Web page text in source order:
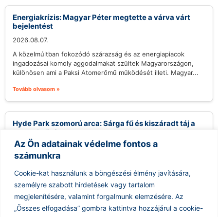
Az Ön adatainak védelme fontos a
számunkra
Cookie-kat használunk a böngészési élmény javítására,
személyre szabott hirdetések vagy tartalom
megjelenítésére, valamint forgalmunk elemzésére. Az
„Összes elfogadása” gombra kattintva hozzájárul a cookie-
Energiakrízis: Magyar Péter megtette a várva várt
bejelentést
2026.08.07.
A közelmúltban fokozódó szárazság és az energiapiacok
ingadozásai komoly aggodalmakat szültek Magyarországon,
különösen ami a Paksi Atomerőmű működését illeti. Magyar...
Tovább olvasom »
Hyde Park szomorú arca: Sárga fű és kiszáradt táj a
londoni hőség alatt
2026.08.07.
Az utóbbi hetek extrém hőhullámai nemcsak az ember, hanem
a természet számára is kemény próbatételt jelentenek
Londonban, ahol a hőség...
Tovább olvasom »